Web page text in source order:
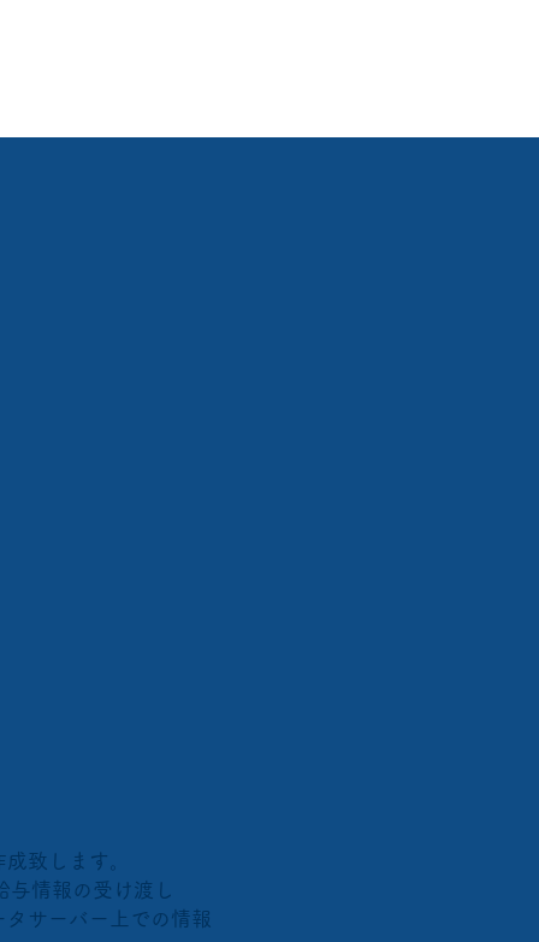
致します。
情報の受け渡し
サーバー上での情報